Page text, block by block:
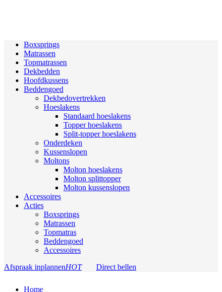
Boxsprings
Matrassen
Topmatrassen
Dekbedden
Hoofdkussens
Beddengoed
Dekbedovertrekken
Hoeslakens
Standaard hoeslakens
Topper hoeslakens
Split-topper hoeslakens
Onderdeken
Kussenslopen
Moltons
Molton hoeslakens
Molton splittopper
Molton kussenslopen
Accessoires
Acties
Boxsprings
Matrassen
Topmatras
Beddengoed
Accessoires
Afspraak inplannenHOT Direct bellen
Home